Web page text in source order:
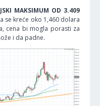
MAKSIMUM OD 3.409
se kreće oko 1,460 dolara
cena bi mogla porasti za
i da padne.